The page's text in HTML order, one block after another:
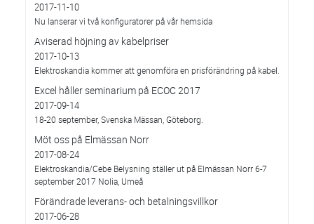
2017-11-10
Nu lanserar vi två konfiguratorer på vår hemsida
Aviserad höjning av kabelpriser
2017-10-13
Elektroskandia kommer att genomföra en prisförändring på kabel.
Excel håller seminarium på ECOC 2017
2017-09-14
18-20 september, Svenska Mässan, Göteborg.
Möt oss på Elmässan Norr
2017-08-24
Elektroskandia/Cebe Belysning ställer ut på Elmässan Norr 6-7
september 2017 Nolia, Umeå
Förändrade leverans- och betalningsvillkor
2017-06-28